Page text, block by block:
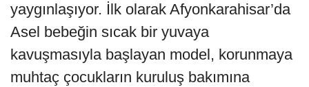
yaygınlaşıyor. İlk olarak Afyonkarahisar’da
Asel bebeğin sıcak bir yuvaya
kavuşmasıyla başlayan model, korunmaya
muhtaç çocukların kuruluş bakımına